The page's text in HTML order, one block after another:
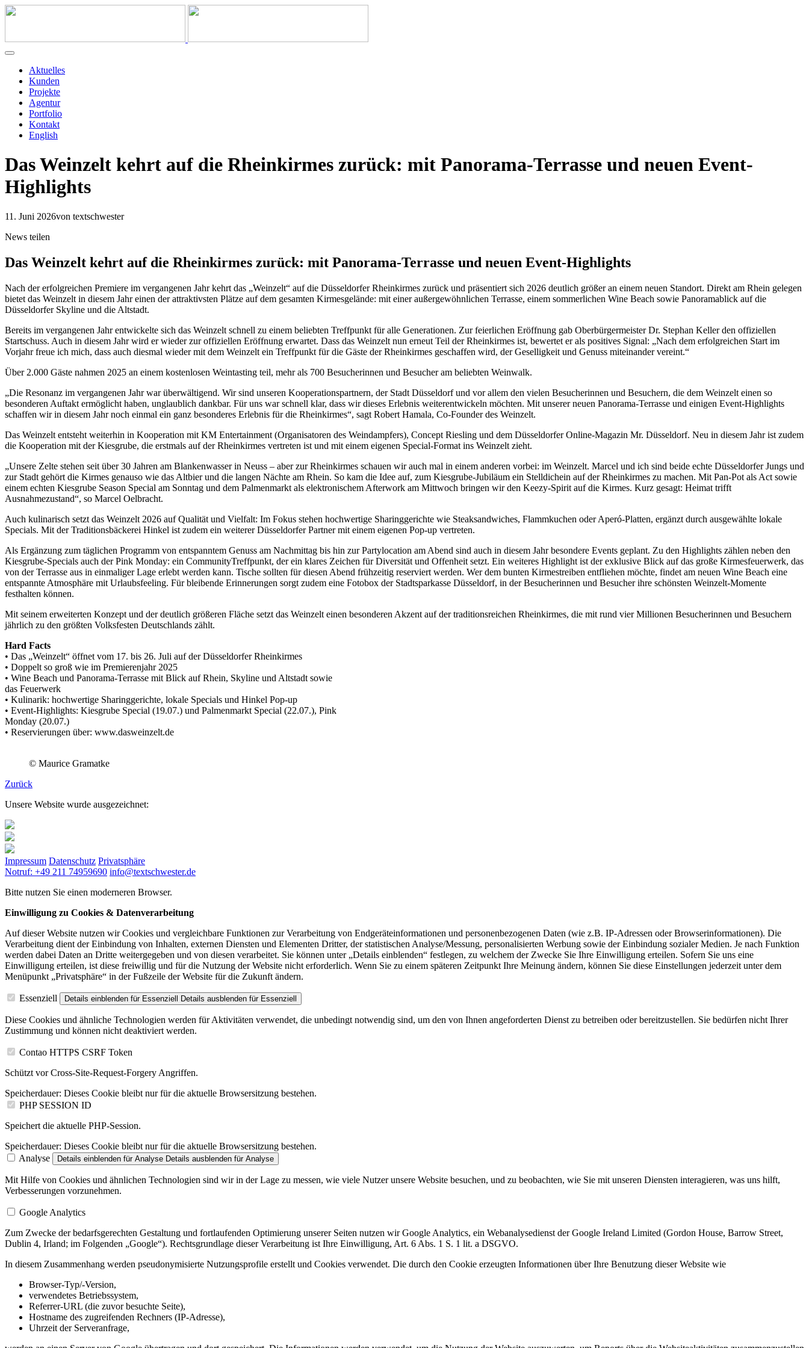
Aktuelles
Kunden
Projekte
Agentur
Portfolio
Kontakt
English
Das Weinzelt kehrt auf die Rheinkirmes zurück: mit Panorama-Terrasse und neuen Event-
Highlights
11. Juni 2026von textschwester
News teilen
Das Weinzelt kehrt auf die Rheinkirmes zurück: mit Panorama-Terrasse und neuen Event-Highlights
Nach der erfolgreichen Premiere im vergangenen Jahr kehrt das „Weinzelt“ auf die Düsseldorfer Rheinkirmes zurück und präsentiert sich 2026 deutlich größer an einem neuen Standort. Direkt am Rhein gelegen
bietet das Weinzelt in diesem Jahr einen der attraktivsten Plätze auf dem gesamten Kirmesgelände: mit einer außergewöhnlichen Terrasse, einem sommerlichen Wine Beach sowie Panoramablick auf die
Düsseldorfer Skyline und die Altstadt.
Bereits im vergangenen Jahr entwickelte sich das Weinzelt schnell zu einem beliebten Treffpunkt für alle Generationen. Zur feierlichen Eröffnung gab Oberbürgermeister Dr. Stephan Keller den offiziellen
Startschuss. Auch in diesem Jahr wird er wieder zur offiziellen Eröffnung erwartet. Dass das Weinzelt nun erneut Teil der Rheinkirmes ist, bewertet er als positives Signal: „Nach dem erfolgreichen Start im
Vorjahr freue ich mich, dass auch diesmal wieder mit dem Weinzelt ein Treffpunkt für die Gäste der Rheinkirmes geschaffen wird, der Geselligkeit und Genuss miteinander vereint.“
Über 2.000 Gäste nahmen 2025 an einem kostenlosen Weintasting teil, mehr als 700 Besucherinnen und Besucher am beliebten Weinwalk.
„Die Resonanz im vergangenen Jahr war überwältigend. Wir sind unseren Kooperationspartnern, der Stadt Düsseldorf und vor allem den vielen Besucherinnen und Besuchern, die dem Weinzelt einen so
besonderen Auftakt ermöglicht haben, unglaublich dankbar. Für uns war schnell klar, dass wir dieses Erlebnis weiterentwickeln möchten. Mit unserer neuen Panorama-Terrasse und einigen Event-Highlights
schaffen wir in diesem Jahr noch einmal ein ganz besonderes Erlebnis für die Rheinkirmes“, sagt Robert Hamala, Co-Founder des Weinzelt.
Das Weinzelt entsteht weiterhin in Kooperation mit KM Entertainment (Organisatoren des Weindampfers), Concept Riesling und dem Düsseldorfer Online-Magazin Mr. Düsseldorf. Neu in diesem Jahr ist zudem
die Kooperation mit der Kiesgrube, die erstmals auf der Rheinkirmes vertreten ist und mit einem eigenen Special-Format ins Weinzelt zieht.
„Unsere Zelte stehen seit über 30 Jahren am Blankenwasser in Neuss – aber zur Rheinkirmes schauen wir auch mal in einem anderen vorbei: im Weinzelt. Marcel und ich sind beide echte Düsseldorfer Jungs und
zur Stadt gehört die Kirmes genauso wie das Altbier und die langen Nächte am Rhein. So kam die Idee auf, zum Kiesgrube-Jubiläum ein Stelldichein auf der Rheinkirmes zu machen. Mit Pan-Pot als Act sowie
einem echten Kiesgrube Season Special am Sonntag und dem Palmenmarkt als elektronischem Afterwork am Mittwoch bringen wir den Keezy-Spirit auf die Kirmes. Kurz gesagt: Heimat trifft
Ausnahmezustand“, so Marcel Oelbracht.
Auch kulinarisch setzt das Weinzelt 2026 auf Qualität und Vielfalt: Im Fokus stehen hochwertige Sharinggerichte wie Steaksandwiches, Flammkuchen oder Aperó-Platten, ergänzt durch ausgewählte lokale
Specials. Mit der Traditionsbäckerei Hinkel ist zudem ein weiterer Düsseldorfer Partner mit einem eigenen Pop-up vertreten.
Als Ergänzung zum täglichen Programm von entspanntem Genuss am Nachmittag bis hin zur Partylocation am Abend sind auch in diesem Jahr besondere Events geplant. Zu den Highlights zählen neben den
Kiesgrube-Specials auch der Pink Monday: ein CommunityTreffpunkt, der ein klares Zeichen für Diversität und Offenheit setzt. Ein weiteres Highlight ist der exklusive Blick auf das große Kirmesfeuerwerk, das
von der Terrasse aus in einmaliger Lage erlebt werden kann. Tische sollten für diesen Abend frühzeitig reserviert werden. Wer dem bunten Kirmestreiben entfliehen möchte, findet am neuen Wine Beach eine
entspannte Atmosphäre mit Urlaubsfeeling. Für bleibende Erinnerungen sorgt zudem eine Fotobox der Stadtsparkasse Düsseldorf, in der Besucherinnen und Besucher ihre schönsten Weinzelt-Momente
festhalten können.
Mit seinem erweiterten Konzept und der deutlich größeren Fläche setzt das Weinzelt einen besonderen Akzent auf der traditionsreichen Rheinkirmes, die mit rund vier Millionen Besucherinnen und Besuchern
jährlich zu den größten Volksfesten Deutschlands zählt.
Hard Facts
• Das „Weinzelt“ öffnet vom 17. bis 26. Juli auf der Düsseldorfer Rheinkirmes
• Doppelt so groß wie im Premierenjahr 2025
• Wine Beach und Panorama-Terrasse mit Blick auf Rhein, Skyline und Altstadt sowie
das Feuerwerk
• Kulinarik: hochwertige Sharinggerichte, lokale Specials und Hinkel Pop-up
• Event-Highlights: Kiesgrube Special (19.07.) und Palmenmarkt Special (22.07.), Pink
Monday (20.07.)
• Reservierungen über: www.dasweinzelt.de
© Maurice Gramatke
Zurück
Unsere Website wurde ausgezeichnet:
Impressum Datenschutz Privatsphäre
Notruf: +49 211 74959690 info@textschwester.de
Bitte nutzen Sie einen moderneren Browser.
Einwilligung zu Cookies & Datenverarbeitung
Auf dieser Website nutzen wir Cookies und vergleichbare Funktionen zur Verarbeitung von Endgeräteinformationen und personenbezogenen Daten (wie z.B. IP-Adressen oder Browserinformationen). Die
Verarbeitung dient der Einbindung von Inhalten, externen Diensten und Elementen Dritter, der statistischen Analyse/Messung, personalisierten Werbung sowie der Einbindung sozialer Medien. Je nach Funktion
werden dabei Daten an Dritte weitergegeben und von diesen verarbeitet. Sie können unter „Details einblenden“ festlegen, zu welchem der Zwecke Sie Ihre Einwilligung erteilen. Sofern Sie uns eine
Einwilligung erteilen, ist diese freiwillig und für die Nutzung der Website nicht erforderlich. Wenn Sie zu einem späteren Zeitpunkt Ihre Meinung ändern, können Sie diese Einstellungen jederzeit unter dem
Menüpunkt „Privatsphäre“ in der Fußzeile der Website für die Zukunft ändern.
Essenziell Details einblenden für Essenziell Details ausblenden für Essenziell
Diese Cookies und ähnliche Technologien werden für Aktivitäten verwendet, die unbedingt notwendig sind, um den von Ihnen angeforderten Dienst zu betreiben oder bereitzustellen. Sie bedürfen nicht Ihrer
Zustimmung und können nicht deaktiviert werden.
Contao HTTPS CSRF Token
Schützt vor Cross-Site-Request-Forgery Angriffen.
Speicherdauer: Dieses Cookie bleibt nur für die aktuelle Browsersitzung bestehen.
PHP SESSION ID
Speichert die aktuelle PHP-Session.
Speicherdauer: Dieses Cookie bleibt nur für die aktuelle Browsersitzung bestehen.
Analyse
Details einblenden für Analyse Details ausblenden für Analyse
Mit Hilfe von Cookies und ähnlichen Technologien sind wir in der Lage zu messen, wie viele Nutzer unsere Website besuchen, und zu beobachten, wie Sie mit unseren Diensten interagieren, was uns hilft,
Verbesserungen vorzunehmen.
Google Analytics
Zum Zwecke der bedarfsgerechten Gestaltung und fortlaufenden Optimierung unserer Seiten nutzen wir Google Analytics, ein Webanalysedienst der Google Ireland Limited (Gordon House, Barrow Street,
Dublin 4, Irland; im Folgenden „Google“). Rechtsgrundlage dieser Verarbeitung ist Ihre Einwilligung, Art. 6 Abs. 1 S. 1 lit. a DSGVO.
In diesem Zusammenhang werden pseudonymisierte Nutzungsprofile erstellt und Cookies verwendet. Die durch den Cookie erzeugten Informationen über Ihre Benutzung dieser Website wie
Browser-Typ/-Version,
verwendetes Betriebssystem,
Referrer-URL (die zuvor besuchte Seite),
Hostname des zugreifenden Rechners (IP-Adresse),
Uhrzeit der Serveranfrage,